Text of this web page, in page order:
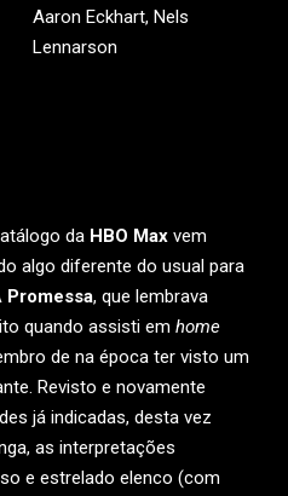
Aaron Eckhart, Nels
Lennarson
da HBO Max vem
algo diferente do usual para
Promessa, que lembrava
quando assisti em home
de na época ter visto um
Revisto e novamente
já indicadas, desta vez
as interpretações
e estrelado elenco (com